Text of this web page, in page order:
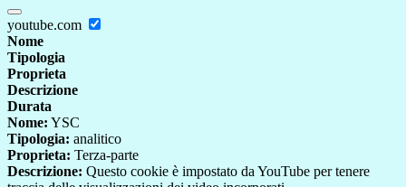
youtube.com
Nome
Tipologia
Proprieta
Descrizione
Durata
Nome: YSC
Tipologia: analitico
Proprieta: Terza-parte
Descrizione: Questo cookie è impostato da YouTube per tenere